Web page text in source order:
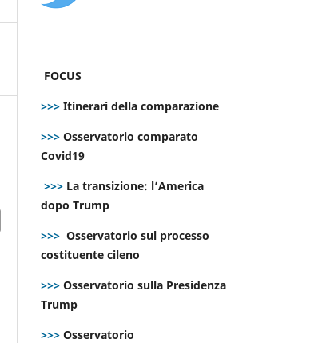
FOCUS
>>> Itinerari della comparazione
>>> Osservatorio comparato
Covid19
>>> La transizione: l’America
dopo Trump
>>> Osservatorio sul processo
costituente cileno
>>> Osservatorio sulla Presidenza
Trump
>>> Osservatorio